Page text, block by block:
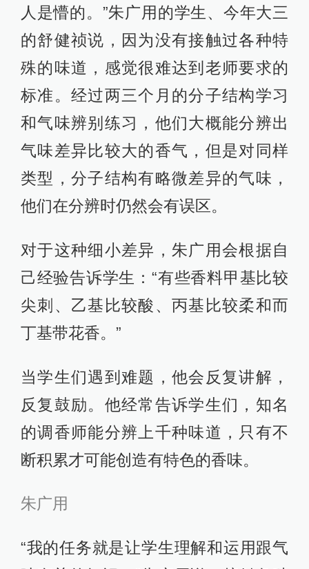
人是懵的。”朱广用的学生、今年大三
的舒健祯说，因为没有接触过各种特
殊的味道，感觉很难达到老师要求的
标准。经过两三个月的分子结构学习
和气味辨别练习，他们大概能分辨出
气味差异比较大的香气，但是对同样
类型，分子结构有略微差异的气味，
他们在分辨时仍然会有误区。
对于这种细小差异，朱广用会根据自
己经验告诉学生：“有些香料甲基比较
尖刺、乙基比较酸、丙基比较柔和而
丁基带花香。”
当学生们遇到难题，他会反复讲解，
反复鼓励。他经常告诉学生们，知名
的调香师能分辨上千种味道，只有不
断积累才可能创造有特色的香味。
朱广用
“我的任务就是让学生理解和运用跟气